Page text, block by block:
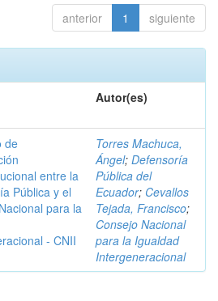
anterior 1 siguiente
Autor(es)
de
entre la
Pública y el
para la
- CNII
Torres Machuca,
Ángel; Defensoría
Pública del
Ecuador; Cevallos
Tejada, Francisco;
Consejo Nacional
para la Igualdad
Intergeneracional